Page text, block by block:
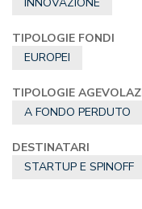
TIPOLOGIE FONDI
EUROPEI
TIPOLOGIE
A FONDO PERDUTO
DESTINATARI
STARTUP E SPINOFF